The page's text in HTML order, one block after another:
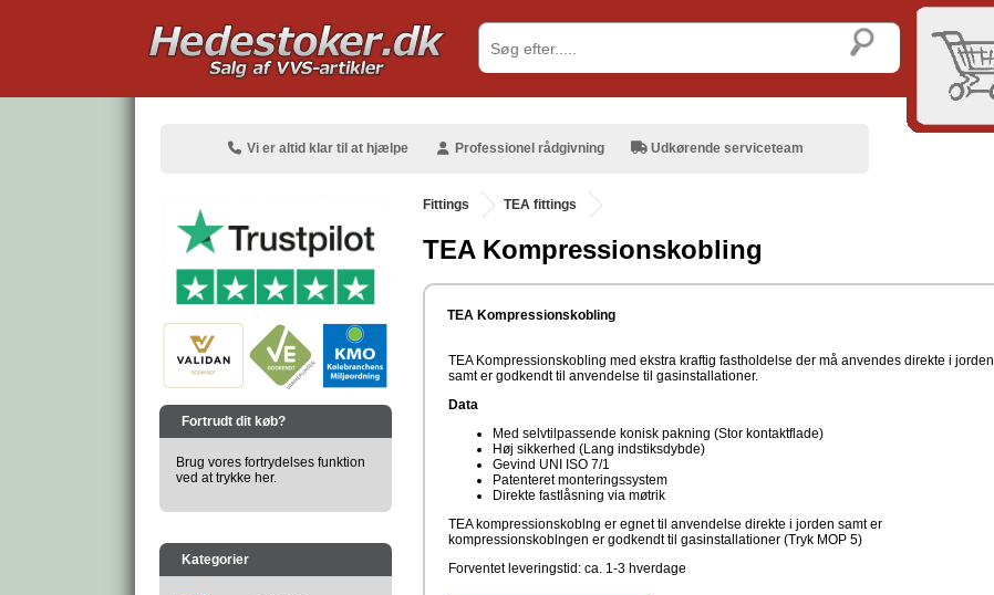
Vi er altid klar til at hjælpe Professionel rådgivning Udkørende serviceteam
Fortrudt dit køb?
Brug vores fortrydelses funktion
ved at trykke her.
Kategorier
Fittings TEA fittings
TEA Kompressionskobling
TEA Kompressionskobling
TEA Kompressionskobling med ekstra kraftig fastholdelse der må anvendes direkte i jorden
samt er godkendt til anvendelse til gasinstallationer.
Data
Med selvtilpassende konisk pakning (Stor kontaktflade)
Høj sikkerhed (Lang indstiksdybde)
Gevind UNI ISO 7/1
Patenteret monteringssystem
Direkte fastlåsning via møtrik
TEA kompressionskoblng er egnet til anvendelse direkte i jorden samt er
kompressionskoblngen er godkendt til gasinstallationer (Tryk MOP 5)
Forventet leveringstid: ca. 1-3 hverdage